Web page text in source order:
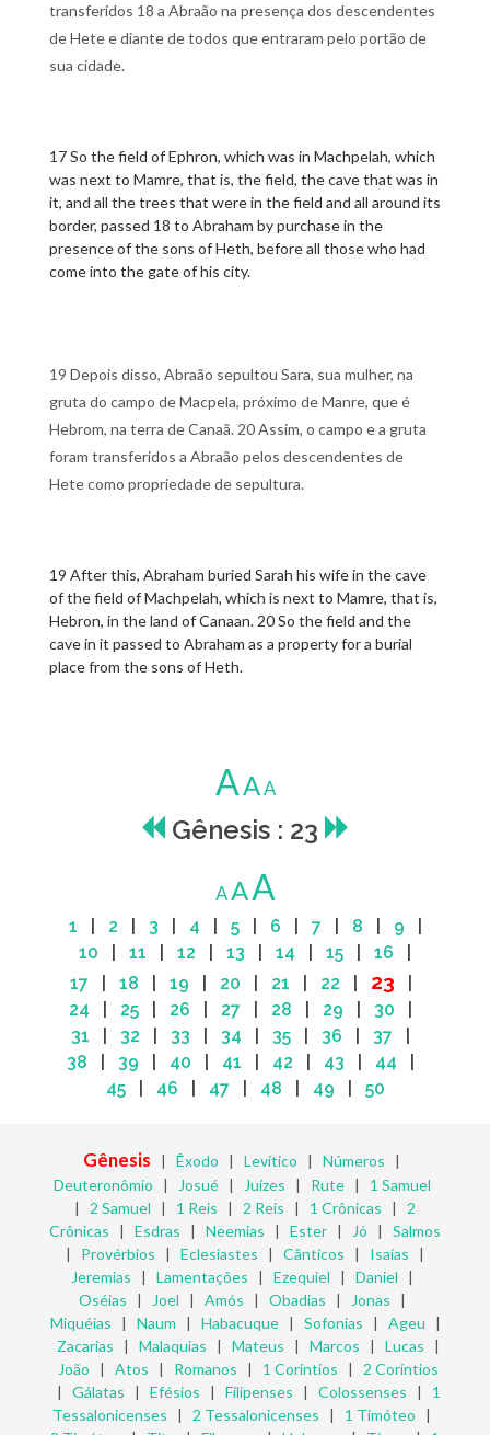
transferidos 18 a Abraão na presença dos descendentes
de Hete e diante de todos que entraram pelo portão de
sua cidade.
17 So the field of Ephron, which was in Machpelah, which
was next to Mamre, that is, the field, the cave that was in
it, and all the trees that were in the field and all around its
border, passed 18 to Abraham by purchase in the
presence of the sons of Heth, before all those who had
come into the gate of his city.
19 Depois disso, Abraão sepultou Sara, sua mulher, na
gruta do campo de Macpela, próximo de Manre, que é
Hebrom, na terra de Canaã. 20 Assim, o campo e a gruta
foram transferidos a Abraão pelos descendentes de
Hete como propriedade de sepultura.
19 After this, Abraham buried Sarah his wife in the cave
of the field of Machpelah, which is next to Mamre, that is,
Hebron, in the land of Canaan. 20 So the field and the
cave in it passed to Abraham as a property for a burial
place from the sons of Heth.
AAA
Gênesis : 23
AAA
1 2 3 4 5| 6 7 8 9
10
11 12 13 14 15 16
17
18 19 20 21 22 23
24
25 26 27 28 29 30
31
32 33 34 35 36 37
38
39 40 41 42 43 44
45| 46 47 48 49 50
Gênesis | Êxodo | Levítico | Números |
Deuteronômio | Josué| Juízes | Rute| 1 Samuel
| 2 Samuel | 1 Reis | 2 Reis | 1 Crônicas | 2
Crônicas | Esdras | Neemias | Ester | Jó | Salmos
| Provérbios | Eclesiastes | Cânticos | Isaías |
Jeremias | Lamentações | Ezequiel | Daniel |
Oséias | Joel | Amós | Obadias | Jonas |
Miquéias | Naum | Habacuque| Sofonias | Ageu |
Zacarias | Malaquias | Mateus | Marcos | Lucas |
João | Atos | Romanos | 1 Coríntios | 2 Coríntios
| Gálatas | Efésios | Filipenses | Colossenses | 1
Tessalonicenses | 2 Tessalonicenses | 1 Timóteo |